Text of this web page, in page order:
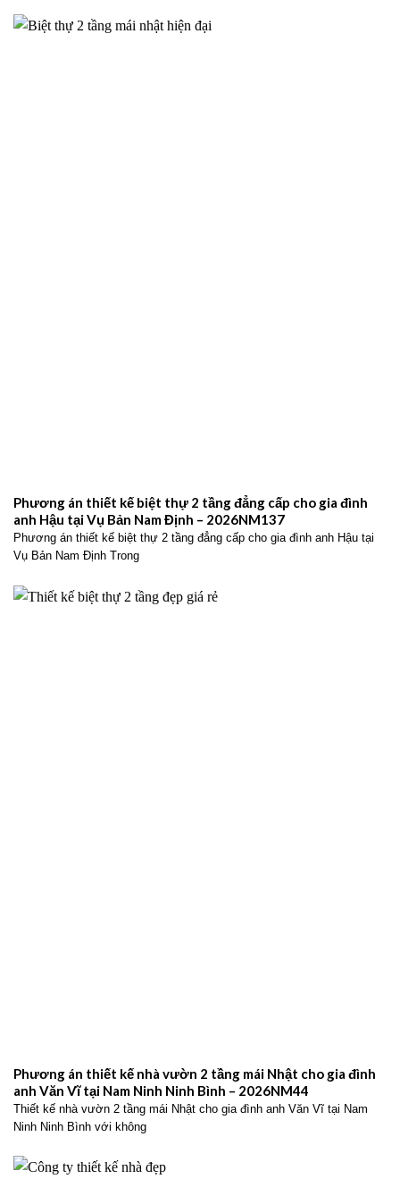
Phương án thiết kế biệt thự 2 tầng đẳng cấp cho gia đình
anh Hậu tại Vụ Bản Nam Định – 2026NM137
Phương án thiết kế biệt thự 2 tầng đẳng cấp cho gia đình anh Hậu tại
Vụ Bản Nam Định Trong
Phương án thiết kế nhà vườn 2 tầng mái Nhật cho gia đình
anh Văn Vĩ tại Nam Ninh Ninh Bình – 2026NM44
Thiết kế nhà vườn 2 tầng mái Nhật cho gia đình anh Văn Vĩ tại Nam
Ninh Ninh Bình với không